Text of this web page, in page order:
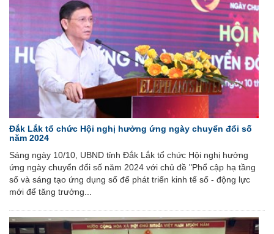
Đắk Lắk tổ chức Hội nghị hưởng ứng ngày chuyển đổi số
năm 2024
Sáng ngày 10/10, UBND tỉnh Đắk Lắk tổ chức Hội nghị hưởng
ứng ngày chuyển đổi số năm 2024 với chủ đề "Phổ cập hạ tầng
số và sáng tạo ứng dụng số để phát triển kinh tế số - động lực
mới để tăng trưởng...